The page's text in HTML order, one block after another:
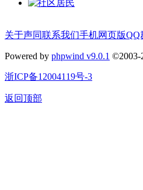
关于声同联系我们手机网页版QQ
Powered by phpwind v9.0.1 ©2003-
浙ICP备12004119号-3
返回顶部